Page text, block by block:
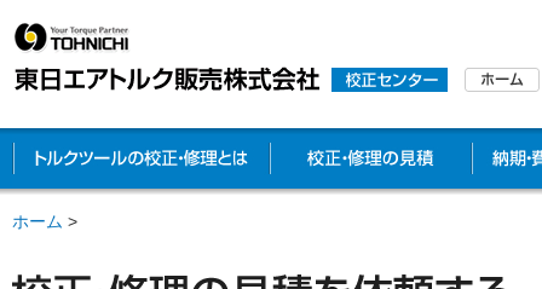
トルクツールの校正・修理とは校正・修
ホーム >